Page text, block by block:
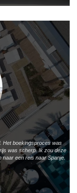
Het boekingsproces was
was scherp. Ik zou deze
naar een reis naar Spanje.